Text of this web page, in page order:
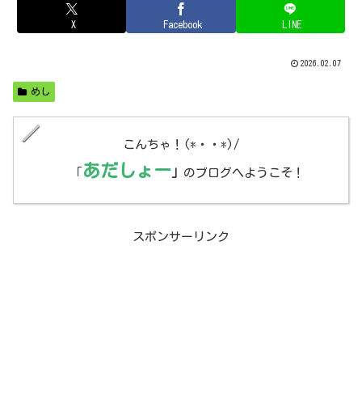
X Facebook LINE
2026.02.07
めし
こんちゃ！(*・・*)/
あだしょー」 のブログへようこそ！
スポンサーリンク